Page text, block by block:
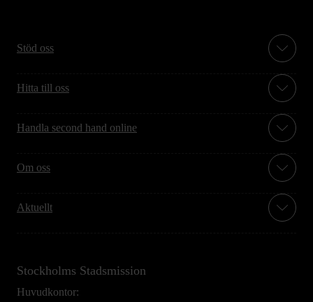
Stöd oss
Hitta till oss
Handla second hand online
Om oss
Aktuellt
Stockholms Stadsmission
Huvudkontor: